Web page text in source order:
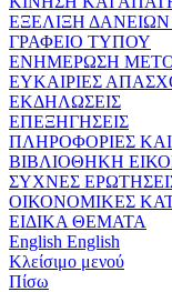
ΕΞΕΛΙΞΗ
ΓΡΑΦΕΙΟ ΤΥΠΟΥ
ΕΝΗΜΕΡΩΣΗ
ΕΥΚΑΙΡΙΕΣ
ΕΚΔΗΛΩΣΕΙΣ
ΕΠΕΞΗΓΗΣΕΙΣ
ΠΛΗΡΟΦΟΡΙΕΣ
ΒΙΒΛΙΟΘΗΚΗ
ΣΥΧΝΕΣ
ΟΙΚΟΝΟΜΙΚΕΣ
ΕΙΔΙΚΑ ΘΕΜΑΤΑ
English English
Κλείσιμο μενού
Πίσω